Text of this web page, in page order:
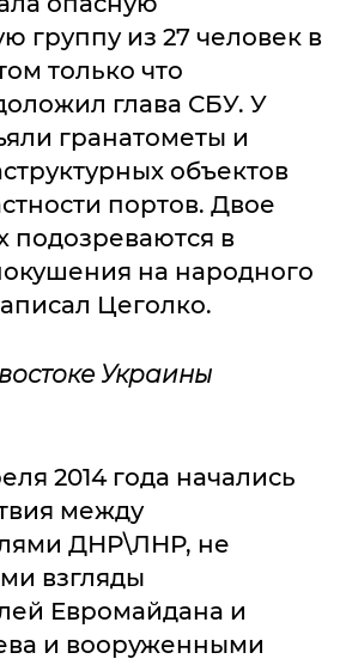
группу из 27 человек в
только что
глава СБУ. У
гранатометы и
объектов
портов. Двое
подозреваются в
на народного
Цеголко.
Украины
2014 года начались
между
ДНР\ЛНР, не
взгляды
Евромайдана и
и вооруженными